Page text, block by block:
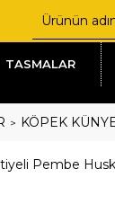
TASMALAR
KÖPEK